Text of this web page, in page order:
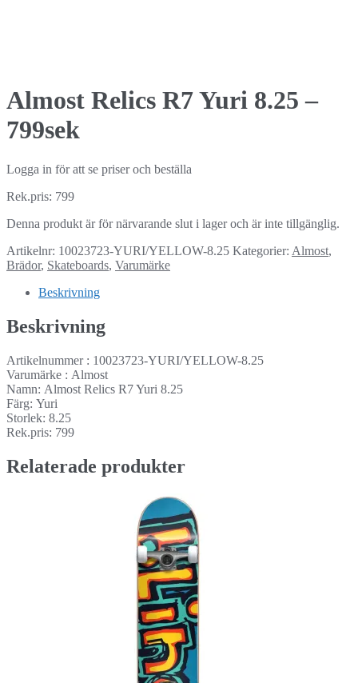
Almost Relics R7 Yuri 8.25 –
799sek
Logga in för att se priser och beställa
Rek.pris: 799
Denna produkt är för närvarande slut i lager och är inte tillgänglig.
Artikelnr: 10023723-YURI/YELLOW-8.25 Kategorier: Almost,
Brädor, Skateboards, Varumärke
Beskrivning
Beskrivning
Artikelnummer : 10023723-YURI/YELLOW-8.25
Varumärke : Almost
Namn: Almost Relics R7 Yuri 8.25
Färg: Yuri
Storlek: 8.25
Rek.pris: 799
Relaterade produkter